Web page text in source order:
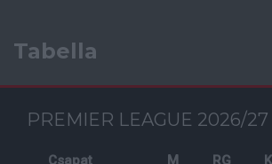
Tabella
PREMIER LEAGUE 2026/27
Csapat M RG